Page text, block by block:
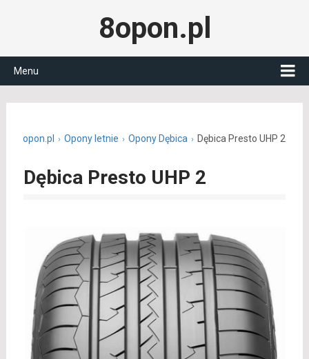
8opon.pl
Menu
8opon.pl Opony letnie Opony Dębica Dębica Presto UHP 2
Dębica Presto UHP 2